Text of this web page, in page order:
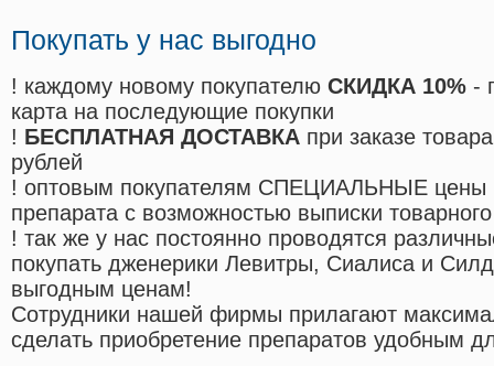
Покупать у нас выгодно
! каждому новому покупателю СКИДКА 10% -
карта на последующие покупки
! БЕСПЛАТНАЯ ДОСТАВКА при заказе
рублей
! оптовым покупателям СПЕЦИАЛЬНЫЕ цены
препарата с возможностью выписки
! так же у нас постоянно проводятся
покупать дженерики Левитры, Сиалиса и
выгодным ценам!
Cотрудники нашей фирмы прилагают
сделать приобретение препаратов удобным